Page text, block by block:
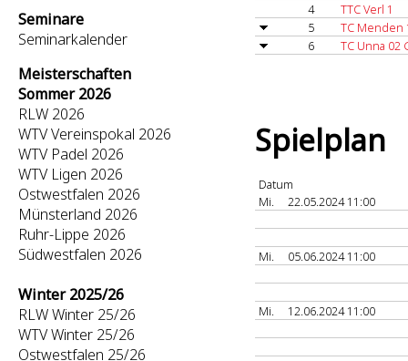
Seminare
Seminarkalender
Meisterschaften
Sommer 2026
RLW 2026
WTV Vereinspokal 2026
WTV Padel 2026
WTV Ligen 2026
Ostwestfalen 2026
Münsterland 2026
Ruhr-Lippe 2026
Südwestfalen 2026
Winter 2025/26
RLW Winter 25/26
WTV Winter 25/26
Ostwestfalen 25/26
4
TTC Verl 1
5
TC Menden
6
TC Unna 02
Spielplan
Datum
Mi.
22.05.2024 11:00
Mi. 05.06.2024 11:00
Mi. 12.06.2024 11:00